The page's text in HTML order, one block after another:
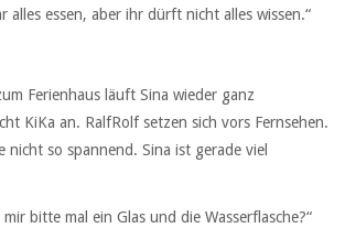
alles essen, aber ihr dürft nicht alles wissen.“
Ferienhaus läuft Sina wieder ganz
KiKa an. RalfRolf setzen sich vors Fernsehen.
nicht so spannend. Sina ist gerade viel
bitte mal ein Glas und die Wasserflasche?“